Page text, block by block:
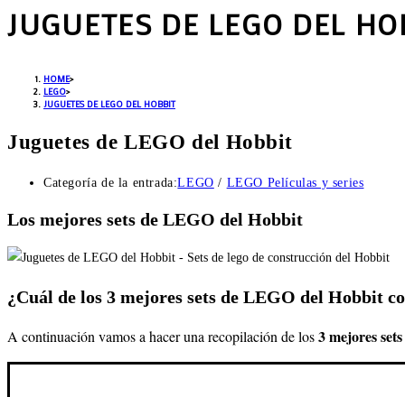
JUGUETES DE LEGO DEL
HOME>
LEGO>
JUGUETES DE LEGO DEL HOBBIT
Juguetes de LEGO del Hobbit
Categoría de la entrada:LEGO / LEGO Películas y series
Los mejores sets de LEGO del Hobbit
¿Cuál de los 3 mejores sets de LEGO del Hobbit
A continuación vamos a hacer una recopilación de los3 mejores